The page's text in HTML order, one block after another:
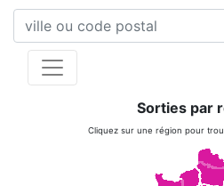
Sorties par
Cliquez sur une région pour